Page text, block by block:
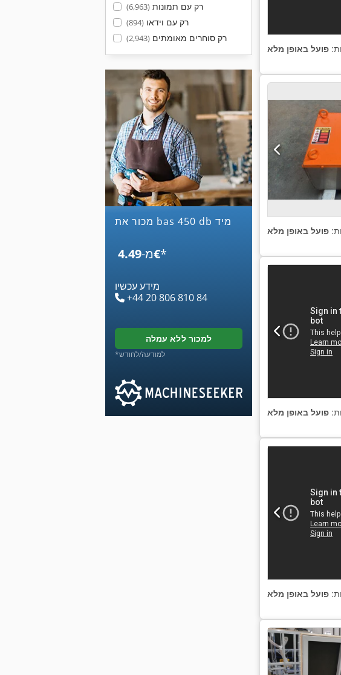
רק עם תמונות(6,963)
רק עם וידאו(894)
רק סוחרים מאומתים(2,943)
מכור את bas 450 db מיד
מ-‏4.49 ‏€*
מידע עכשיו
+44 20 806 810 84
למכור ללא עמלה
*למודעה/לחודש
פועל באופן מלא
פועל באופן מלא
פועל באופן מלא
פועל באופן מלא